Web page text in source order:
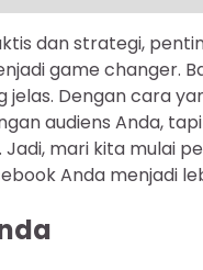
dan strategi,
game changer.
Dengan cara
audiens Anda,
mari kita mulai
Anda menjadi